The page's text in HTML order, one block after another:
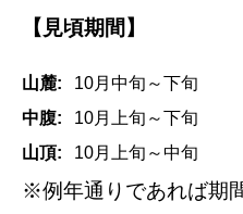
【見頃期間】
山麓:
10月中旬～下旬
中腹:
10月上旬～下旬
山頂:
10月上旬～中旬
※例年通りであれば期